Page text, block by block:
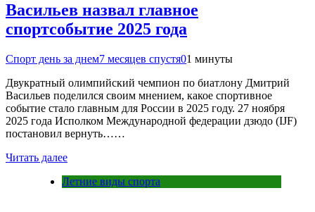
Васильев назвал главное
спортсобытие 2025 года
Спорт день за днем7 месяцев спустя01 минуты
Двукратный олимпийский чемпион по биатлону Дмитрий
Васильев поделился своим мнением, какое спортивное
событие стало главным для России в 2025 году. 27 ноября
2025 года Исполком Международной федерации дзюдо (IJF)
постановил вернуть……
Читать далее
Летние виды спорта